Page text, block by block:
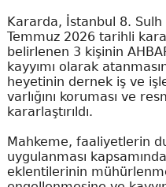
Kararda, İstanbul 8.
Temmuz 2026 tarihli
belirlenen 3 kişinin
kayyımı olarak
heyetinin dernek iş ve
varlığını koruması ve
kararlaştırıldı.
Mahkeme, faaliyetlerin
uygulanması
eklentilerinin